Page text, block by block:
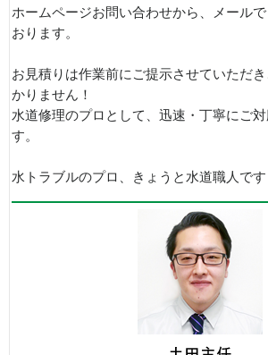
ホームページお問い合わせから、メール
おります。
お見積りは作業前にご提示させていただ
かりません！
水道修理のプロとして、迅速・丁寧にご
す。
水トラブルのプロ、きょうと水道職人で